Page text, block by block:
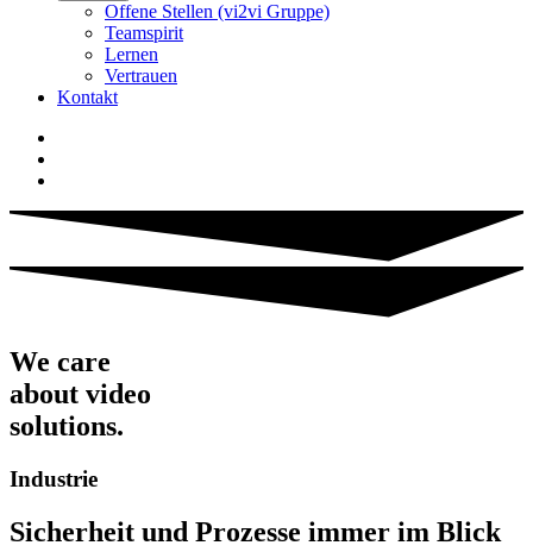
Offene Stellen (vi2vi Gruppe)
Teamspirit
Lernen
Vertrauen
Kontakt
We care
about video
solutions.
Industrie
Sicherheit und Prozesse immer im Blick